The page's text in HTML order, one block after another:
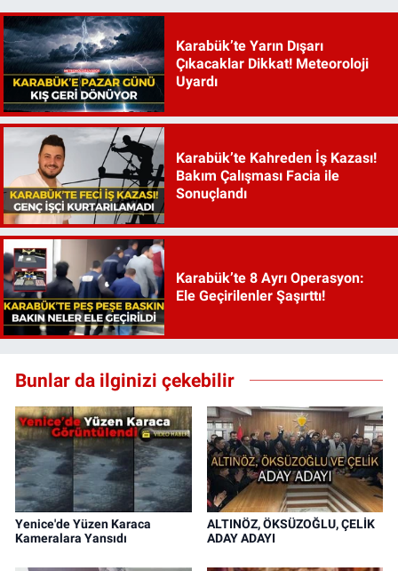
Karabük’te Yarın Dışarı
Çıkacaklar Dikkat! Meteoroloji
Uyardı
Karabük’te Kahreden İş Kazası!
Bakım Çalışması Facia ile
Sonuçlandı
Karabük’te 8 Ayrı Operasyon:
Ele Geçirilenler Şaşırttı!
Bunlar da ilginizi çekebilir
Yenice'de Yüzen Karaca
Kameralara Yansıdı
ALTINÖZ, ÖKSÜZOĞLU, ÇELİK
ADAY ADAYI